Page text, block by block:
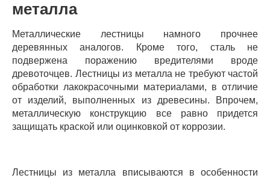
металла
Металлические лестницы намного прочнее
деревянных аналогов. Кроме того, сталь не
подвержена поражению вредителями вроде
древоточцев. Лестницы из металла не требуют частой
обработки лакокрасочными материалами, в отличие
от изделий, выполненных из древесины. Впрочем,
металлическую конструкцию все равно придется
защищать краской или оцинковкой от коррозии.
Лестницы из металла вписываются в особенности